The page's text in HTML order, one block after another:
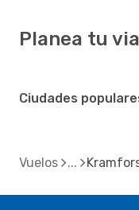
Planea tu
Ciudades
Vuelos